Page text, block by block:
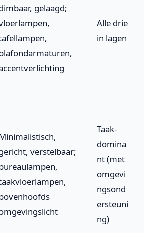
dimbaar, gelaagd;
plafondarmaturen,
Alle drie
in lagen
Minimalistisch,
gericht, verstelbaar;
bureaulampen,
bovenhoofds
omgevingslicht
Taak-
domina
nt (met
omgevi
ngsond
ersteuni
ng)